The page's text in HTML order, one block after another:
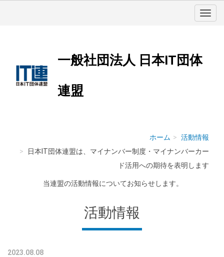
一般社団法人 日本IT団体
連盟
ホーム
活動情報
日本IT団体連盟は、マイナンバー制度・マイナンバーカー
ド活用への期待を表明します
当連盟の活動情報についてお知らせします。
活動情報
2023.08.08